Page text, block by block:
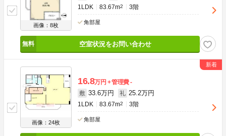
画像：8枚
1LDK 83.67m2 3階
角部屋
空室状況をお問い合わせ
画像：24枚
16.8万円 管理費-
敷 33.6万円 礼 25.2万円
1LDK 83.67m2 3階
角部屋